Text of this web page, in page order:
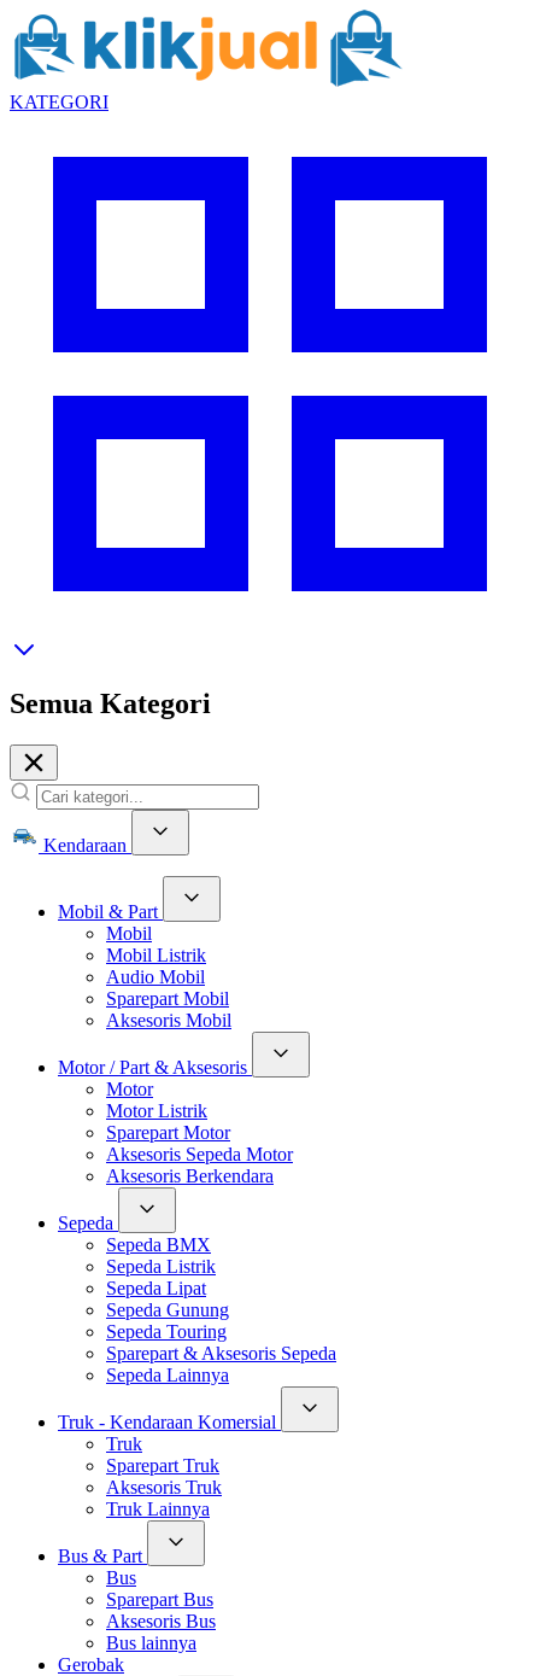
KATEGORI
Semua Kategori
Kendaraan
Mobil & Part
Mobil
Mobil Listrik
Audio Mobil
Sparepart Mobil
Aksesoris Mobil
Motor / Part & Aksesoris
Motor
Motor Listrik
Sparepart Motor
Aksesoris Sepeda Motor
Aksesoris Berkendara
Sepeda
Sepeda BMX
Sepeda Listrik
Sepeda Lipat
Sepeda Gunung
Sepeda Touring
Sparepart & Aksesoris Sepeda
Sepeda Lainnya
Truk - Kendaraan Komersial
Truk
Sparepart Truk
Aksesoris Truk
Truk Lainnya
Bus & Part
Bus
Sparepart Bus
Aksesoris Bus
Bus lainnya
Gerobak